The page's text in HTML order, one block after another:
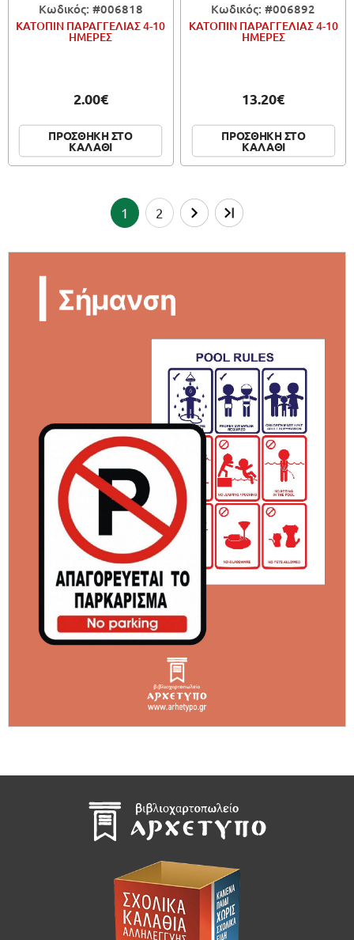
Κωδικός: #006818
ΚΑΤΟΠΙΝ ΠΑΡΑΓΓΕΛΙΑΣ 4-10
ΗΜΕΡΕΣ
2.00€
ΠΡΟΣΘΗΚΗ ΣΤΟ
ΚΑΛΑΘΙ
Κωδικός: #006892
ΚΑΤΟΠΙΝ ΠΑΡΑΓΓΕΛΙΑΣ 4-10
ΗΜΕΡΕΣ
13.20€
ΠΡΟΣΘΗΚΗ ΣΤΟ
ΚΑΛΑΘΙ
1 2